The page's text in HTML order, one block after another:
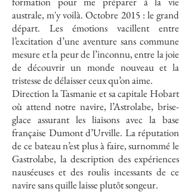
australe, m'y voilà. Octobre 2015 : le grand
départ. Les émotions vacillent entre
l’excitation d’une aventure sans commune
mesure et la peur de l’inconnu, entre la joie
de découvrir un monde nouveau et la
tristesse de délaisser ceux qu’on aime.
Direction la Tasmanie et sa capitale Hobart
où attend notre navire, l’Astrolabe, brise-
glace assurant les liaisons avec la base
française Dumont d’Urville. La réputation
de ce bateau n’est plus à faire, surnommé le
Gastrolabe, la description des expériences
nauséeuses et des roulis incessants de ce
navire sans quille laisse plutôt songeur.